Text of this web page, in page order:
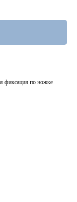
фиксация по ножке